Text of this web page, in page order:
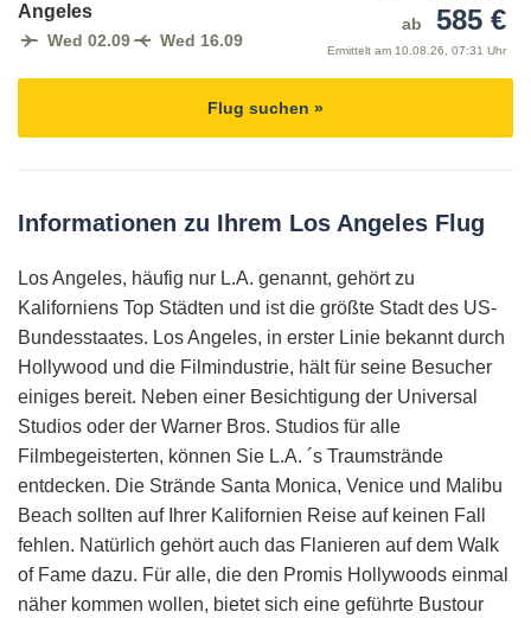
Angeles
Wed 02.09 Wed 16.09
ab
585 €
Ermittelt am 10.08.26, 07:31 Uhr
Flug suchen »
Informationen zu Ihrem Los Angeles Flug
Los Angeles, häufig nur L.A. genannt, gehört zu
Kaliforniens Top Städten und ist die größte Stadt des US-
Bundesstaates. Los Angeles, in erster Linie bekannt durch
Hollywood und die Filmindustrie, hält für seine Besucher
einiges bereit. Neben einer Besichtigung der Universal
Studios oder der Warner Bros. Studios für alle
Filmbegeisterten, können Sie L.A. ´s Traumstrände
entdecken. Die Strände Santa Monica, Venice und Malibu
Beach sollten auf Ihrer Kalifornien Reise auf keinen Fall
fehlen. Natürlich gehört auch das Flanieren auf dem Walk
of Fame dazu. Für alle, die den Promis Hollywoods einmal
näher kommen wollen, bietet sich eine geführte Bustour